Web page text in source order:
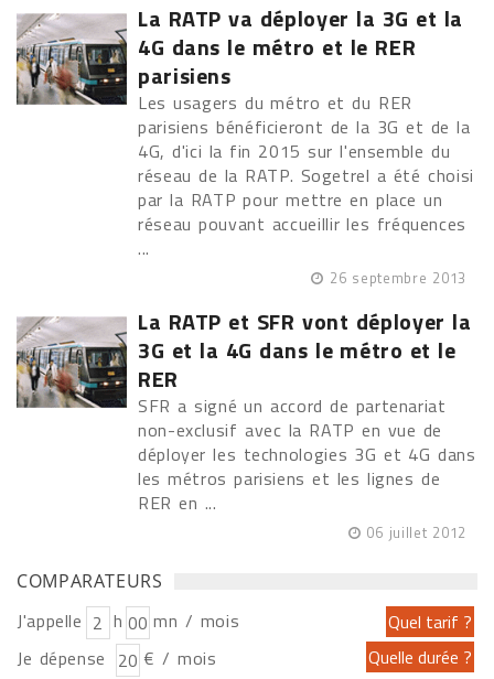
La RATP va déployer la 3G et la
4G dans le métro et le RER
parisiens
Les usagers du métro et du RER
parisiens bénéficieront de la 3G et de la
4G, d'ici la fin 2015 sur l'ensemble du
réseau de la RATP. Sogetrel a été choisi
par la RATP pour mettre en place un
réseau pouvant accueillir les fréquences
...
26 septembre 2013
La RATP et SFR vont déployer la
3G et la 4G dans le métro et le
RER
SFR a signé un accord de partenariat
non-exclusif avec la RATP en vue de
déployer les technologies 3G et 4G dans
les métros parisiens et les lignes de
RER en ...
06 juillet 2012
COMPARATEURS
J'appelle h
mn / mois
Je dépense
€ / mois